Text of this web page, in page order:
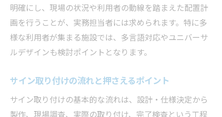
明確にし、現場の状況や利用者の動線を踏まえた配置計
画を行うことが、実務担当者には求められます。特に多
様な利用者が集まる施設では、多言語対応やユニバーサ
ルデザインも検討ポイントとなります。
サイン取り付けの流れと押さえるポイント
サイン取り付けの基本的な流れは、設計・仕様決定から
製作、現場調査、実際の取り付け、完了検査という工程